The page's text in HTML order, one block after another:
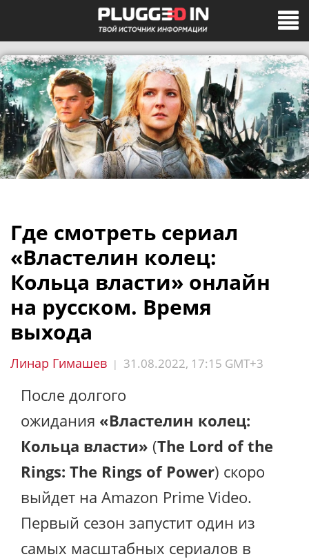
Где смотреть сериал
«Властелин колец:
Кольца власти» онлайн
на русском. Время
выхода
Линар Гимашев | 31.08.2022, 17:15 GMT+3
После долгого
ожидания «Властелин колец:
Кольца власти» (The Lord of the
Rings: The Rings of Power) скоро
выйдет на Amazon Prime Video.
Первый сезон запустит один из
самых масштабных сериалов в